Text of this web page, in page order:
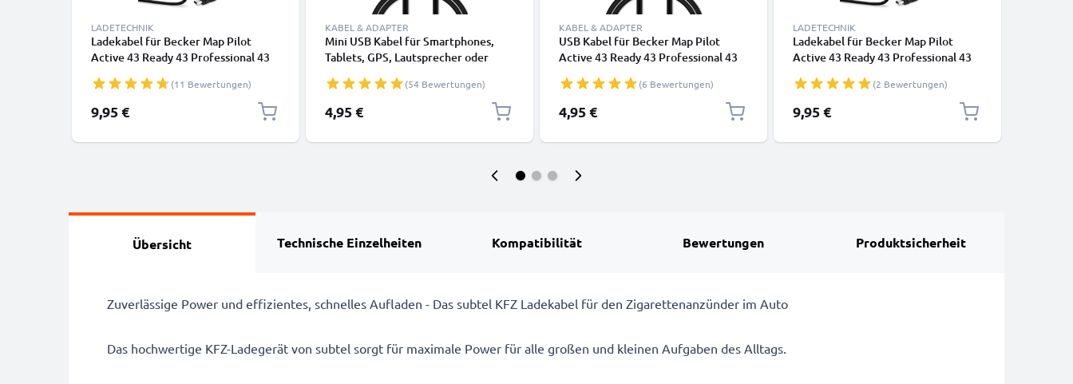
LADETECHNIK
Ladekabel für Becker Map Pilot
Active 43 Ready 43 Professional 43
Z099 GPS Navigator - Mini USB
Ladegerät , 1A / 1000mA Ladekabel
1.1m - Netzteil, Steckdose
(11 Bewertungen)
9,95 €
KABEL & ADAPTER
Mini USB Kabel für Smartphones,
Tablets, GPS, Lautsprecher oder
Datenkabel 1m 1A PVC schwarz
(54 Bewertungen)
4,95 €
KABEL & ADAPTER
USB Kabel für Becker Map Pilot
Active 43 Ready 43 Professional 43
Z099 - Ladekabel 1m 1A PVC
Datenkabel schwarz
(6 Bewertungen)
4,95 €
LADETECHNIK
Ladekabel für Becker Map Pilot
Active 43 Ready 43 Professional 43
Z099 GPS Navigator - Mini USB
Ladegerät , 2A / 2000mA Ladekabel
1,2m - Netzteil, Steckdose
(2 Bewertungen)
9,95 €
Übersicht Technische Einzelheiten Kompatibilität Bewertungen Produktsicherheit
Zuverlässige Power und effizientes, schnelles Aufladen - Das subtel KFZ Ladekabel für den Zigarettenanzünder im Auto
Das hochwertige KFZ-Ladegerät von subtel sorgt für maximale Power für alle großen und kleinen Aufgaben des Alltags.